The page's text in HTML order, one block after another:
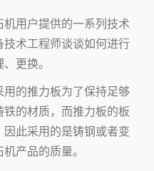
用户提供的一系列技术
技术工程师谈谈如何进行
更换。
的推力板为了保持足够
的材质，而推力板的板
此采用的是铸钢或者变
产品的质量。